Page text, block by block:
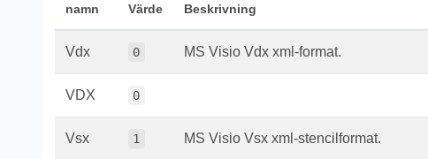
namn Värde Beskrivning
Vdx 0 MS Visio Vdx xml-format.
VDX 0
Vsx 1 MS Visio Vsx xml-stencilformat.